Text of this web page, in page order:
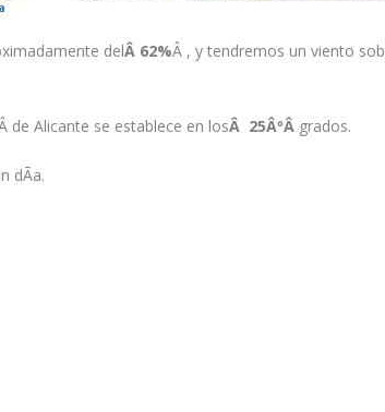
delÂ 62%Â , y tendremos un viento
de Alicante se establece en losÂ 25ÂºÂ grados.
dÃ­a.